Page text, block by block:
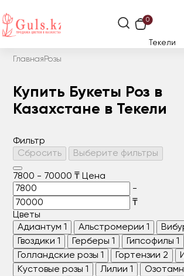
0
Текели
Главная Розы
Купить Букеты Роз в
Казахстане в Текели
Фильтр
Сбросить
Выберите фильтры
7800 - 70000 ₸ Цена
-
₸
Цветы
Адиантум 1 Альстромерии 1
Гвоздики 1 Герберы 1 Гипсофилы 1
Голландские розы 1 Гортензии 2
Кустовые розы 1 Лилии 1